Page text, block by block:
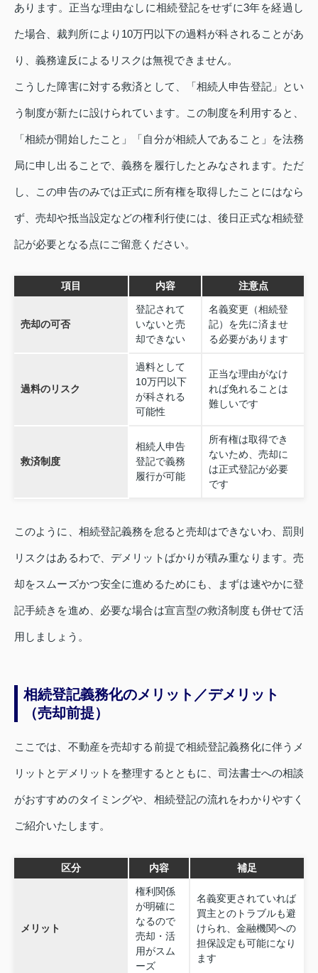
あります。正当な理由なしに相続登記をせずに3年を経過し
た場合、裁判所により10万円以下の過料が科されることがあ
り、義務違反によるリスクは無視できません。
こうした障害に対する救済として、「相続人申告登記」とい
う制度が新たに設けられています。この制度を利用すると、
「相続が開始したこと」「自分が相続人であること」を法務
局に申し出ることで、義務を履行したとみなされます。ただ
し、この申告のみでは正式に所有権を取得したことにはなら
ず、売却や抵当設定などの権利行使には、後日正式な相続登
記が必要となる点にご留意ください。
項目 内容 注意点
売却の可否
登記されて
いないと売
却できない
名義変更（相続登
記）を先に済ませ
る必要があります
過料のリスク
過料として
10万円以下
が科される
可能性
正当な理由がなけ
れば免れることは
難しいです
救済制度
相続人申告
登記で義務
履行が可能
所有権は取得でき
ないため、売却に
は正式登記が必要
です
このように、相続登記義務を怠ると売却はできないわ、罰則
リスクはあるわで、デメリットばかりが積み重なります。売
却をスムーズかつ安全に進めるためにも、まずは速やかに登
記手続きを進め、必要な場合は宣言型の救済制度も併せて活
用しましょう。
相続登記義務化のメリット／デメリット
（売却前提）
ここでは、不動産を売却する前提で相続登記義務化に伴うメ
リットとデメリットを整理するとともに、司法書士への相談
がおすすめのタイミングや、相続登記の流れをわかりやすく
ご紹介いたします。
区分 内容 補足
メリット
権利関係
が明確に
なるので
売却・活
用がスム
ーズ
名義変更されていれば
買主とのトラブルも避
けられ、金融機関への
担保設定も可能になり
ます